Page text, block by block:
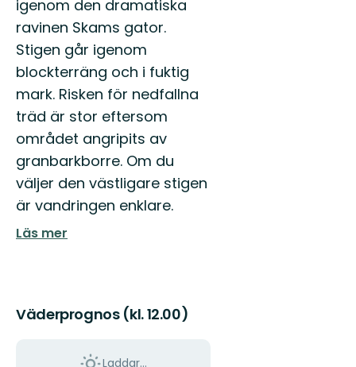
igenom den dramatiska
ravinen Skams gator.
Stigen går igenom
blockterräng och i fuktig
mark. Risken för nedfallna
träd är stor eftersom
området angripits av
granbarkborre. Om du
väljer den västligare stigen
är vandringen enklare.
Läs mer
Väderprognos (kl. 12.00)
Laddar...